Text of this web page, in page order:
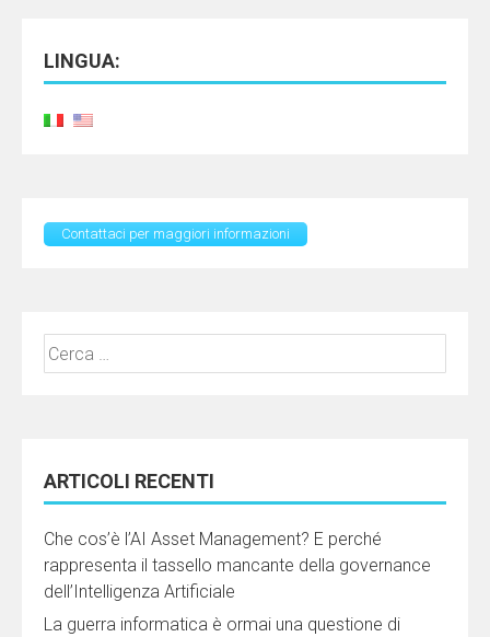
LINGUA:
Contattaci per maggiori informazioni
Ricerca
per:
ARTICOLI RECENTI
Che cos’è l’AI Asset Management? E perché
rappresenta il tassello mancante della governance
dell’Intelligenza Artificiale
La guerra informatica è ormai una questione di